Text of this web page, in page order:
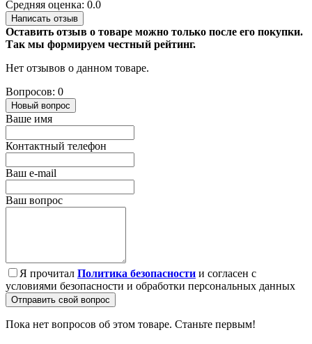
Средняя оценка: 0.0
Написать отзыв
Оставить отзыв о товаре можно только после его покупки.
Так мы формируем честный рейтинг.
Нет отзывов о данном товаре.
Вопросов: 0
Новый вопрос
Ваше имя
Контактный телефон
Ваш e-mail
Ваш вопрос
Я прочитал Политика безопасности и согласен с
условиями безопасности и обработки персональных данных
Отправить свой вопрос
Пока нет вопросов об этом товаре. Станьте первым!